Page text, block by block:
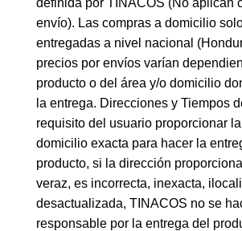
envío). Las compras a domicilio
entregadas a nivel nacional
precios por envíos varían
producto o del área y/o domicilio
la entrega. Direcciones y Tiempos
requisito del usuario proporcionar
domicilio exacta para hacer la
producto, si la dirección
veraz, es incorrecta, inexacta,
desactualizada, TINACOS no se
responsable por la entrega del